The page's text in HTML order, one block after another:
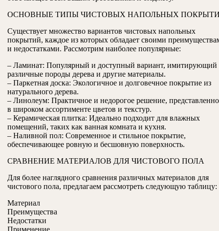
ОСНОВНЫЕ ТИПЫ ЧИСТОВЫХ НАПОЛЬНЫХ
Существует множество вариантов чистовых напольных
покрытий, каждое из которых обладает своими
и недостатками. Рассмотрим наиболее популярные:
– Ламинат: Популярный и доступный вариант, имитирующий
различные породы дерева и другие материалы.
– Паркетная доска: Экологичное и долговечное покрытие из
натурального дерева.
– Линолеум: Практичное и недорогое решение,
в широком ассортименте цветов и текстур.
– Керамическая плитка: Идеально подходит для влажных
помещений, таких как ванная комната и кухня.
– Наливной пол: Современное и стильное покрытие,
обеспечивающее ровную и бесшовную поверхность.
СРАВНЕНИЕ МАТЕРИАЛОВ ДЛЯ ЧИСТОВОГО ПОЛА
Для более наглядного сравнения различных материалов для
чистового пола, предлагаем рассмотреть следующую таблицу:
Материал
Преимущества
Недостатки
Применение